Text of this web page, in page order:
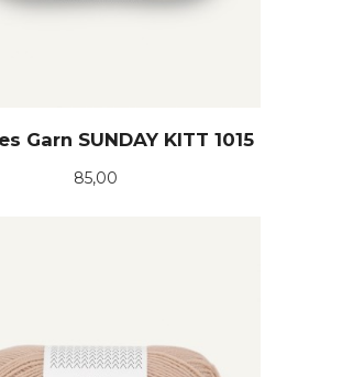
Garn SUNDAY KITT 1015
Pris
85,00